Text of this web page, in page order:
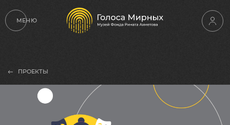
МЕНЮ
ПРОЕКТЫ